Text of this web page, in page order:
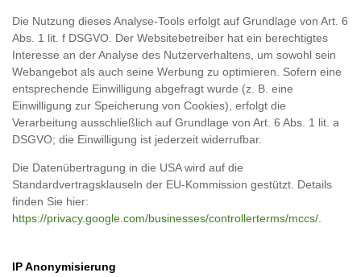
Die Nutzung dieses Analyse-Tools erfolgt auf Grundlage von Art. 6
Abs. 1 lit. f DSGVO. Der Websitebetreiber hat ein berechtigtes
Interesse an der Analyse des Nutzerverhaltens, um sowohl sein
Webangebot als auch seine Werbung zu optimieren. Sofern eine
entsprechende Einwilligung abgefragt wurde (z. B. eine
Einwilligung zur Speicherung von Cookies), erfolgt die
Verarbeitung ausschließlich auf Grundlage von Art. 6 Abs. 1 lit. a
DSGVO; die Einwilligung ist jederzeit widerrufbar.
Die Datenübertragung in die USA wird auf die
Standardvertragsklauseln der EU-Kommission gestützt. Details
finden Sie hier:
https://privacy.google.com/businesses/controllerterms/mccs/
IP Anonymisierung